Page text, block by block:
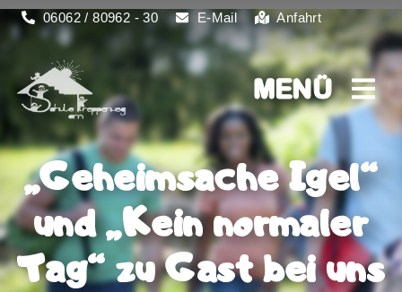
06062 / 80962 - 30 E-Mail Anfahrt
MENÜ
MENÜ
„Geheimsache Igel“
und „Kein normaler
Tag“ zu Gast bei uns